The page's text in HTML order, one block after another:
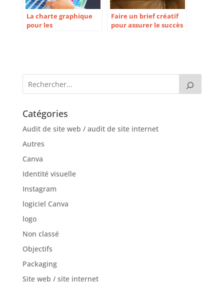
La charte graphique
pour les
Faire un brief créatif
pour assurer le succès
Catégories
Audit de site web / audit de site internet
Autres
Canva
Identité visuelle
Instagram
logiciel Canva
logo
Non classé
Objectifs
Packaging
Site web / site internet